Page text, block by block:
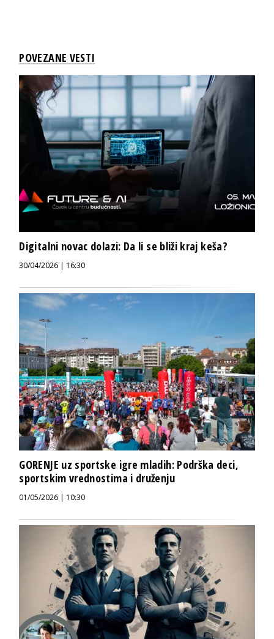
POVEZANE VESTI
Digitalni novac dolazi: Da li se bliži kraj keša?
30/04/2026 | 16:30
GORENJE uz sportske igre mladih: Podrška deci,
sportskim vrednostima i druženju
01/05/2026 | 10:30